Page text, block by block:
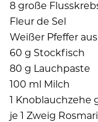
8 große
Fleur de Sel
Weißer Pfeffer
60 g Stockfisch
80 g Lauchpaste
100 ml Milch
1 Knoblauchzehe
je 1 Zweig